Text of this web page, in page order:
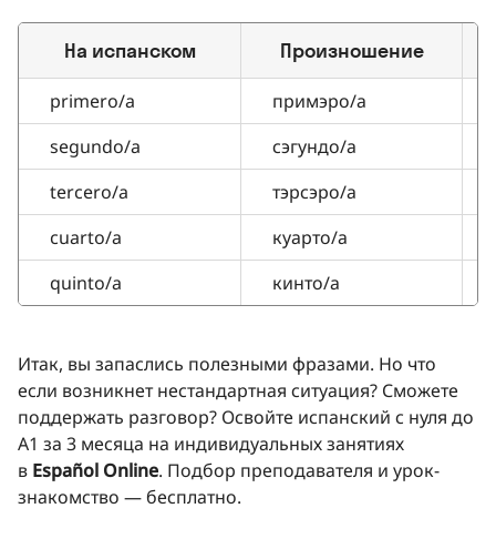
На испанском Произношение
primero/a примэро/а
segundo/a
сэгундо/а
tercero/a
тэрсэро/а
cuarto/a
куарто/а
quinto/a
кинто/а
Итак, вы запаслись полезными фразами. Но что
если возникнет нестандартная ситуация? Сможете
поддержать разговор? Освойте испанский с нуля до
A1 за 3 месяца на индивидуальных занятиях
в Español Online. Подбор преподавателя и урок-
знакомство — бесплатно.